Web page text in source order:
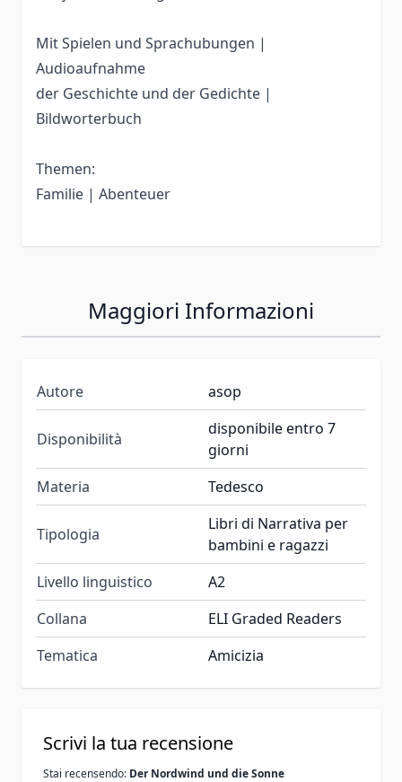
Mit Spielen und Sprachubungen |
Audioaufnahme
der Geschichte und der Gedichte |
Bildworterbuch
Themen:
Familie | Abenteuer
Maggiori Informazioni
Autore asop
Disponibilità
disponibile entro 7
giorni
Materia
Tedesco
Tipologia
Libri di Narrativa per
bambini e ragazzi
Livello linguistico
A2
Collana
ELI Graded Readers
Tematica
Amicizia
Scrivi la tua recensione
Stai recensendo: Der Nordwind und die Sonne